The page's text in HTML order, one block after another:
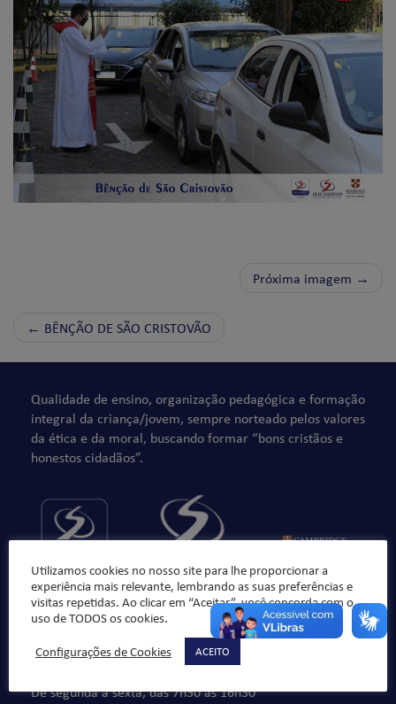
Próxima imagem →
← BÊNÇÃO DE SÃO CRISTOVÃO
Qualidade de ensino, organização pedagógica e formação
integral da criança/jovem, sempre norteado pelos valores
da ética e da moral, buscando formar “bons cristãos e
honestos cidadãos”.
Fale Conosco
De segunda à sexta, das 7h30 às 16h30
Utilizamos cookies no nosso site para lhe proporcionar a
experiência mais relevante, lembrando as suas preferências e
visitas repetidas. Ao clicar em “Aceitar”, você concorda com o
uso de TODOS os cookies.
Configurações de Cookies
ACEITO